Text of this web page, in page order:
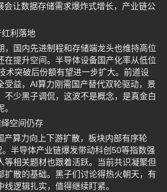
会让数据存储需求爆炸式增长，产业链公
利落地
，国内先进制程和存储端龙头也维持高位
在提升空间。半导体设备国产化率从低位
术突破后份额有望进一步扩大。前道设
受益，AI算力刚需国产替代双轮驱动，景
不少黑子调侃，这波不是概念，是真金白
空间仍存
产算力向上下游扩散，板块内部有序轮
。半导体产业链爆发带动科创50等指数强
等相关题材也跟着活跃。当前共识凝聚但
扩散的基础。黑子们讨论得热火朝天，有
逻辑扎实，值得继续盯紧。